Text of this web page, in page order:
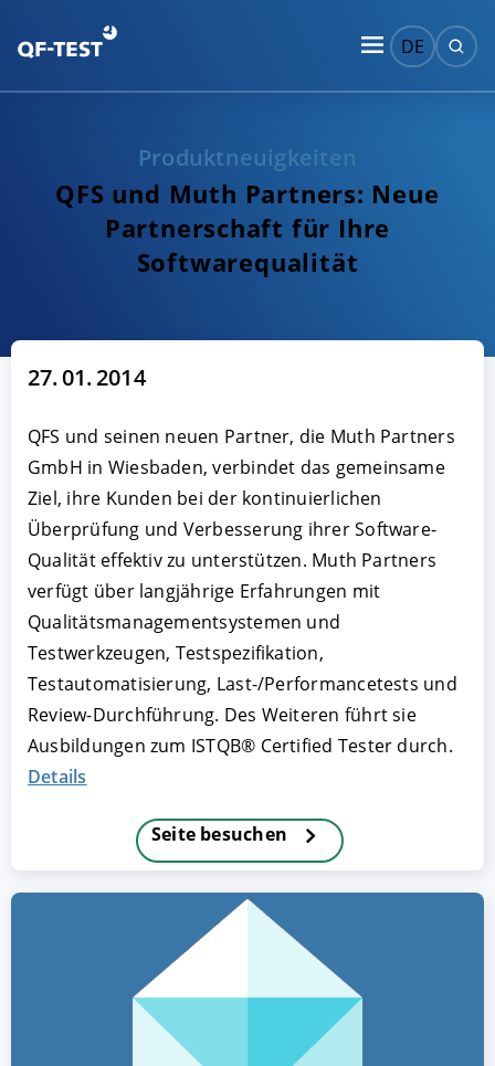
DE
Produktneuigkeiten
QFS und Muth Partners: Neue
Partnerschaft für Ihre
Softwarequalität
27. 01. 2014
QFS und seinen neuen Partner, die Muth Partners
GmbH in Wiesbaden, verbindet das gemeinsame
Ziel, ihre Kunden bei der kontinuierlichen
Überprüfung und Verbesserung ihrer Software-
Qualität effektiv zu unterstützen. Muth Partners
verfügt über langjährige Erfahrungen mit
Qualitätsmanagementsystemen und
Testwerkzeugen, Testspezifikation,
Testautomatisierung, Last-/Performancetests und
Review-Durchführung. Des Weiteren führt sie
Ausbildungen zum ISTQB® Certified Tester durch.
Details
Seite besuchen
AKZEPTIEREN
|Datenschutz